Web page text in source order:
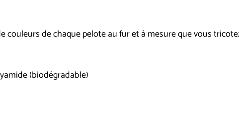
couleurs de chaque pelote au fur et à mesure que vous
(biodégradable)